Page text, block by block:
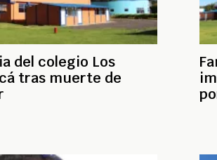
del colegio Los
tras muerte de